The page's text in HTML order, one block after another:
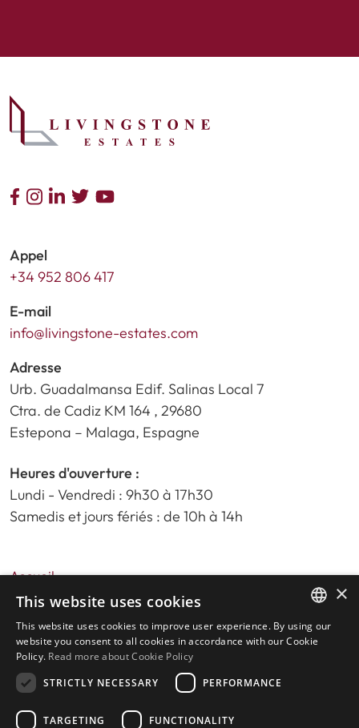
Appel
+34 952 806 417
E-mail
info@livingstone-estates.com
Adresse
Urb. Guadalmansa Edif. Salinas Local 7
Ctra. de Cadiz KM 164 , 29680
Estepona – Malaga, Espagne
Heures d'ouverture :
Lundi - Vendredi : 9h30 à 17h30
Samedis et jours fériés : de 10h à 14h
Accueil
Recherche de propriété
Veuillez nous évaluer
politique de confidentialité
Politique relative aux cookies
ENGLISH
×
This website uses cookies
This website uses cookies to improve user experience. By using our
website you consent to all cookies in accordance with our Cookie
Policy. Read more about Cookie Policy
STRICTLY NECESSARY
PERFORMANCE
TARGETING FUNCTIONALITY